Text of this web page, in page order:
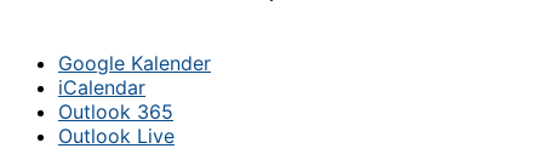
Google Kalender
iCalendar
Outlook 365
Outlook Live